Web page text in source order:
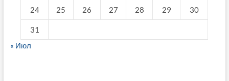
24 25 26 27 28 29 30
31
« Июл